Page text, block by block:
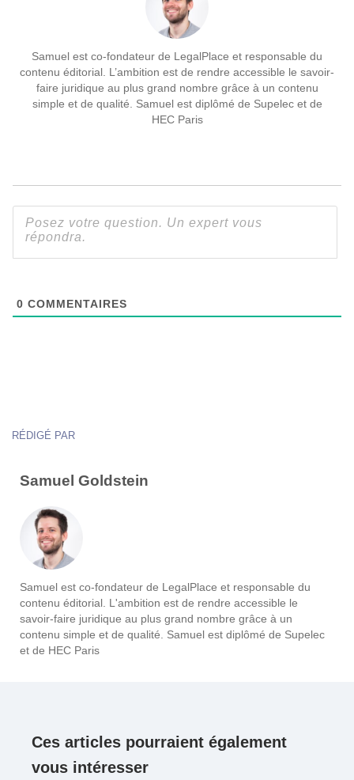
Samuel est co-fondateur de LegalPlace et responsable du
contenu éditorial. L’ambition est de rendre accessible le savoir-
faire juridique au plus grand nombre grâce à un contenu
simple et de qualité. Samuel est diplômé de Supelec et de
HEC Paris
0 COMMENTAIRES
RÉDIGÉ PAR
Samuel Goldstein
Samuel est co-fondateur de LegalPlace et responsable du
contenu éditorial. L'ambition est de rendre accessible le
savoir-faire juridique au plus grand nombre grâce à un
contenu simple et de qualité. Samuel est diplômé de Supelec
et de HEC Paris
Ces articles pourraient également
vous intéresser